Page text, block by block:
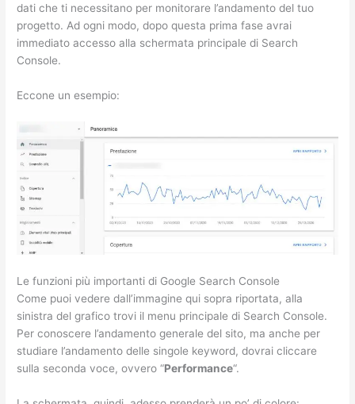
dati che ti necessitano per monitorare l’andamento del tuo
progetto. Ad ogni modo, dopo questa prima fase avrai
immediato accesso alla schermata principale di Search
Console.
Eccone un esempio:
Le funzioni più importanti di Google Search Console
Come puoi vedere dall’immagine qui sopra riportata, alla
sinistra del grafico trovi il menu principale di Search Console.
Per conoscere l’andamento generale del sito, ma anche per
studiare l’andamento delle singole keyword, dovrai cliccare
sulla seconda voce, ovvero “Performance“.